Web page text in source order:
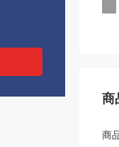
商
商